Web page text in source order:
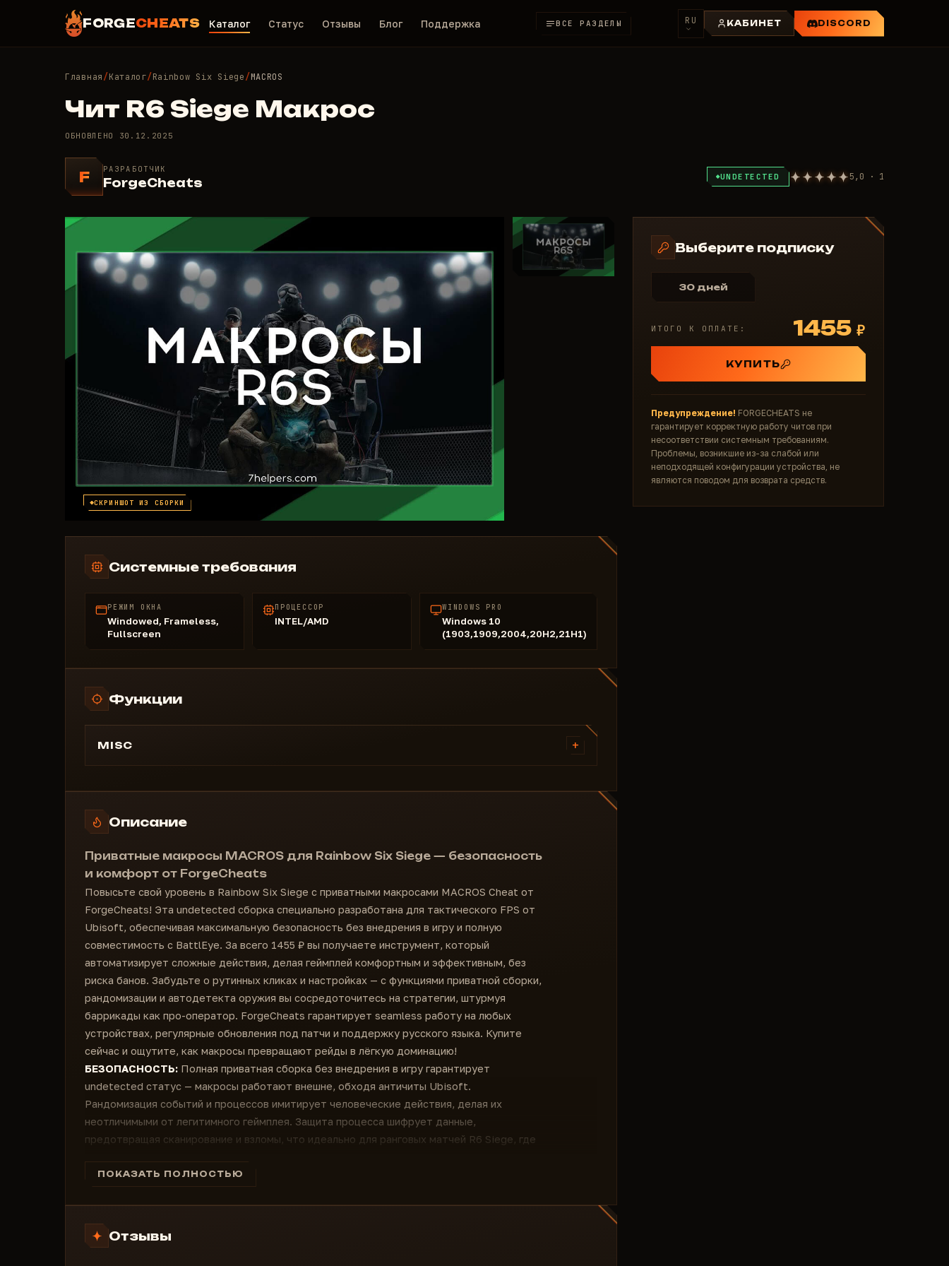
FORGECHEATS Каталог Статус Отзывы Блог Поддержка ВСЕ РАЗДЕЛЫ RU КАБИНЕТ DISCORD
Главная/Каталог/Rainbow Six Siege/MACROS
Чит R6 Siege Макрос
ОБНОВЛЕНО 30.12.2025
F РАЗРАБОТЧИК
ForgeCheats UNDETECTED 5,0 · 1
СКРИНШОТ ИЗ СБОРКИ
Системные требования
РЕЖИМ ОКНА
Windowed, Frameless,
Fullscreen
ПРОЦЕССОР
INTEL/AMD
WINDOWS PRO
Windows 10
(1903,1909,2004,20H2,21H1)
Функции
MISC +
Без внедрения в игру
Рандомизация событий
КОМФОРТ
Графический интерфейс
Звуковые эффекты
Описание
Приватные макросы MACROS для Rainbow Six Siege — безопасность
и комфорт от ForgeCheats
Повысьте свой уровень в Rainbow Six Siege с приватными макросами MACROS Cheat от
ForgeCheats! Эта undetected сборка специально разработана для тактического FPS от
Ubisoft, обеспечивая максимальную безопасность без внедрения в игру и полную
совместимость с BattlEye. За всего 1455 ₽ вы получаете инструмент, который
автоматизирует сложные действия, делая геймплей комфортным и эффективным, без
риска банов. Забудьте о рутинных кликах и настройках — с функциями приватной сборки,
рандомизации и автодетекта оружия вы сосредоточитесь на стратегии, штурмуя
баррикады как про-оператор. ForgeCheats гарантирует seamless работу на любых
устройствах, регулярные обновления под патчи и поддержку русского языка. Купите
сейчас и ощутите, как макросы превращают рейды в лёгкую доминацию!
БЕЗОПАСНОСТЬ: Полная приватная сборка без внедрения в игру гарантирует
undetected статус — макросы работают внешне, обходя античиты Ubisoft.
Рандомизация событий и процессов имитирует человеческие действия, делая их
неотличимыми от легитимного геймплея. Защита процесса шифрует данные,
предотвращая сканирование и взломы, что идеально для ранговых матчей R6 Siege, где
Приватная сборка:Эксклюзивная сборка MACROS Cheat минимизирует риски: нет DLL-
киллы, не вызывая подозрений у BattlEye, и сохранять аккаунт в безопасности на
протяжении сезонов.
Без внедрения в игру:
ПОКАЗАТЬ ПОЛНОСТЬЮ
Отзывы
Выберите подписку
30 дней
ИТОГО К ОПЛАТЕ: 1455 ₽
КУПИТЬ
Предупреждение! FORGECHEATS не
гарантирует корректную работу читов при
несоответствии системным требованиям.
Проблемы, возникшие из-за слабой или
неподходящей конфигурации устройства, не
являются поводом для возврата средств.